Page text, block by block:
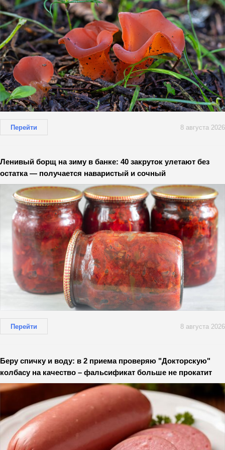
Перейти 8 августа 2026
Ленивый борщ на зиму в банке: 40 закруток улетают без
остатка — получается наваристый и сочный
Перейти 8 августа 2026
Беру спичку и воду: в 2 приема проверяю "Докторскую"
колбасу на качество – фальсификат больше не прокатит